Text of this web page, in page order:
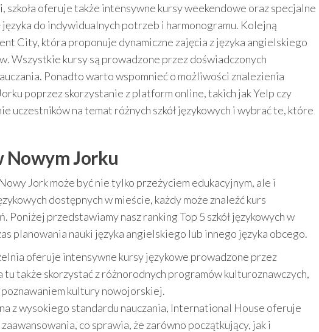
oferuje także intensywne kursy weekendowe oraz specjalne
do indywidualnych potrzeb i harmonogramu. Kolejną
City, która proponuje dynamiczne zajęcia z języka angielskiego
Wszystkie kursy są prowadzone przez doświadczonych
Ponadto warto wspomnieć o możliwości znalezienia
poprzez skorzystanie z platform online, takich jak Yelp czy
uczestników na temat różnych szkół językowych i wybrać te, które
Nowym Jorku
Jork może być nie tylko przeżyciem edukacyjnym, ale i
dostępnych w mieście, każdy może znaleźć kurs
przedstawiamy nasz ranking Top 5 szkół językowych w
planowania nauki języka angielskiego lub innego języka obcego.
oferuje intensywne kursy językowe prowadzone przez
także skorzystać z różnorodnych programów kulturoznawczych,
poznawaniem kultury nowojorskiej.
z wysokiego standardu nauczania, International House oferuje
co sprawia, że zarówno początkujący, jak i